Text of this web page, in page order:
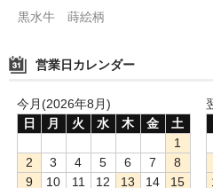
黒水牛 蒔絵柄
営業日カレンダー
今月(2026年8月)
日
月 火 水 木 金
土
1
2
3 4 5 6 7
8
9
10 11 12 13 14 15